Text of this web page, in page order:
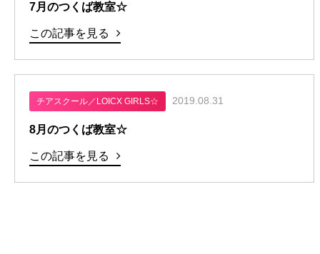
7月のつくば教室☆
この記事を見る
チアスクール／LOICX GIRLS☆ 2019.08.31
8月のつくば教室☆
この記事を見る